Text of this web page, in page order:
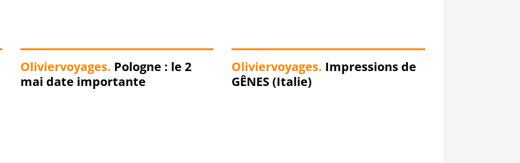
Oliviervoyages. Pologne : le 2
mai date importante
Oliviervoyages. Impressions de
GÊNES (Italie)